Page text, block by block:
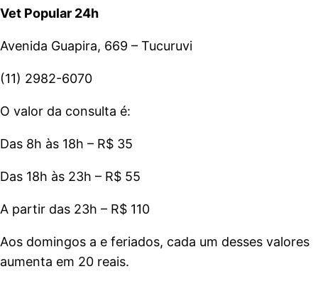
Vet Popular 24h
Avenida Guapira, 669 – Tucuruvi
(11) 2982-6070
O valor da consulta é:
Das 8h às 18h – R$ 35
Das 18h às 23h – R$ 55
A partir das 23h – R$ 110
Aos domingos a e feriados, cada um desses valores
aumenta em 20 reais.